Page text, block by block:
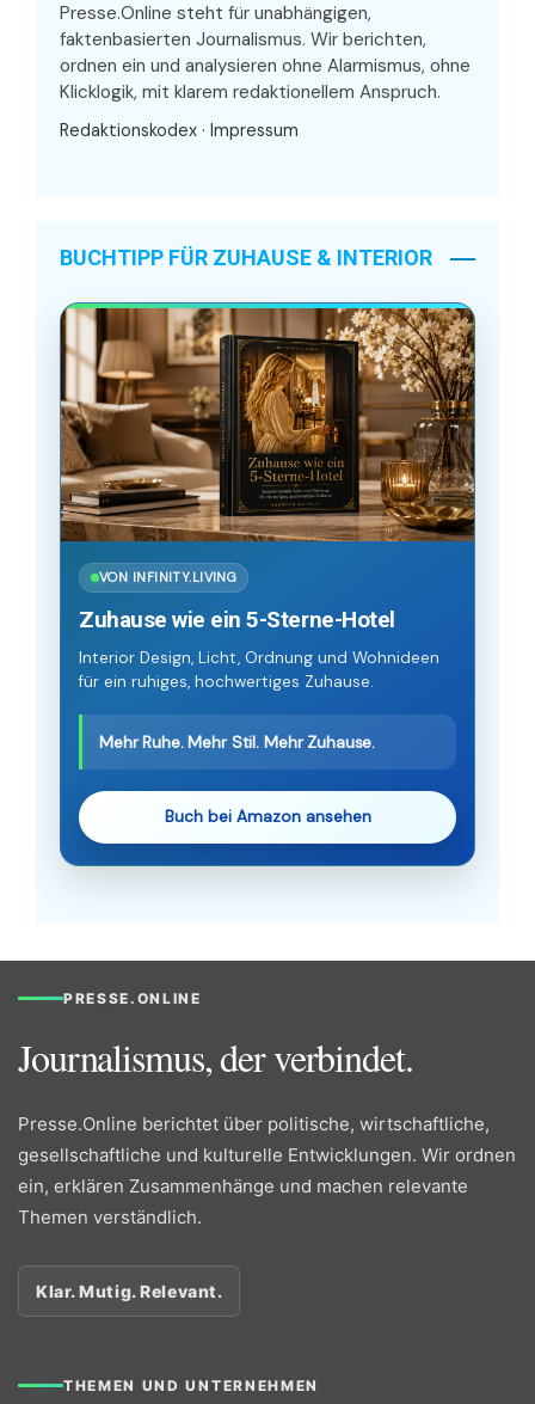
Presse.Online steht für unabhängigen,
faktenbasierten Journalismus. Wir berichten,
ordnen ein und analysieren ohne Alarmismus, ohne
Klicklogik, mit klarem redaktionellem Anspruch.
Redaktionskodex · Impressum
BUCHTIPP FÜR ZUHAUSE & INTERIOR
VON INFINITY.LIVING
Zuhause wie ein 5-Sterne-Hotel
Interior Design, Licht, Ordnung und Wohnideen
für ein ruhiges, hochwertiges Zuhause.
Mehr Ruhe. Mehr Stil. Mehr Zuhause.
Buch bei Amazon ansehen
PRESSE.ONLINE
Journalismus, der verbindet.
Presse.Online berichtet über politische, wirtschaftliche,
gesellschaftliche und kulturelle Entwicklungen. Wir ordnen
ein, erklären Zusammenhänge und machen relevante
Themen verständlich.
Klar. Mutig. Relevant.
THEMEN UND UNTERNEHMEN